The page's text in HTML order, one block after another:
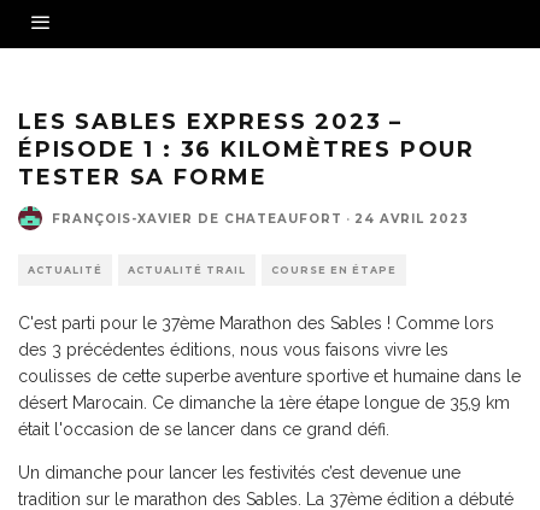
LES SABLES EXPRESS 2023 –
ÉPISODE 1 : 36 KILOMÈTRES POUR
TESTER SA FORME
FRANÇOIS-XAVIER DE CHATEAUFORT · 24 AVRIL 2023
ACTUALITÉ ACTUALITÉ TRAIL COURSE EN ÉTAPE
C'est parti pour le 37ème Marathon des Sables ! Comme lors
des 3 précédentes éditions, nous vous faisons vivre les
coulisses de cette superbe aventure sportive et humaine dans le
désert Marocain. Ce dimanche la 1ère étape longue de 35,9 km
était l'occasion de se lancer dans ce grand défi.
Un dimanche pour lancer les festivités c’est devenue une
tradition sur le marathon des Sables. La 37ème édition a débuté